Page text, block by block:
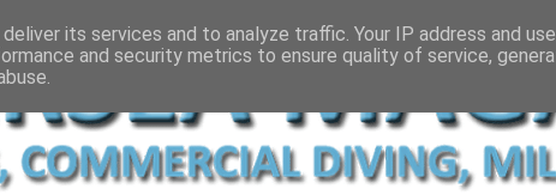
its services and to analyze traffic. Your IP address and
and security metrics to ensure quality of service,